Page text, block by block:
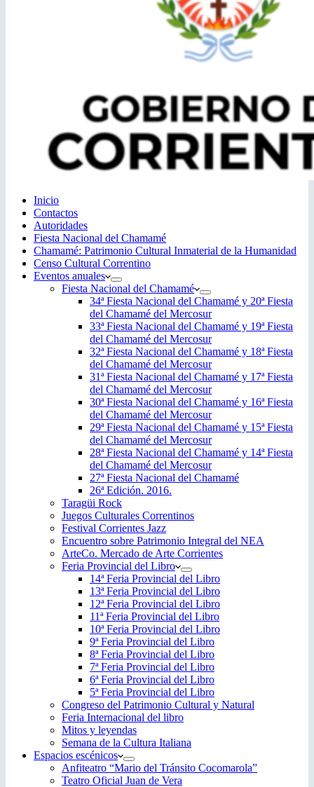
Inicio
Contactos
Autoridades
Fiesta Nacional del Chamamé
Chamamé: Patrimonio Cultural Inmaterial de la Humanidad
Censo Cultural Correntino
Eventos anuales
Fiesta Nacional del Chamamé
34ª Fiesta Nacional del Chamamé y 20ª Fiesta
del Chamamé del Mercosur
33ª Fiesta Nacional del Chamamé y 19ª Fiesta
del Chamamé del Mercosur
32ª Fiesta Nacional del Chamamé y 18ª Fiesta
del Chamamé del Mercosur
31ª Fiesta Nacional del Chamamé y 17ª Fiesta
del Chamamé del Mercosur
30ª Fiesta Nacional del Chamamé y 16ª Fiesta
del Chamamé del Mercosur
29ª Fiesta Nacional del Chamamé y 15ª Fiesta
del Chamamé del Mercosur
28ª Fiesta Nacional del Chamamé y 14ª Fiesta
del Chamamé del Mercosur
27ª Fiesta Nacional del Chamamé
26ª Edición. 2016.
Taragüi Rock
Juegos Culturales Correntinos
Festival Corrientes Jazz
Encuentro sobre Patrimonio Integral del NEA
ArteCo. Mercado de Arte Corrientes
Feria Provincial del Libro
14ª Feria Provincial del Libro
13ª Feria Provincial del Libro
12ª Feria Provincial del Libro
11ª Feria Provincial del Libro
10ª Feria Provincial del Libro
9ª Feria Provincial del Libro
8ª Feria Provincial del Libro
7ª Feria Provincial del Libro
6ª Feria Provincial del Libro
5ª Feria Provincial del Libro
Congreso del Patrimonio Cultural y Natural
Feria Internacional del libro
Mitos y leyendas
Semana de la Cultura Italiana
Espacios escénicos
Anfiteatro “Mario del Tránsito Cocomarola”
Teatro Oficial Juan de Vera